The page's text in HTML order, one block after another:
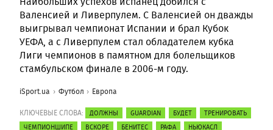
Валенсией и Ливерпулем. С Валенсией он дважды
выигрывал чемпионат Испании и брал Кубок
УЕФА, а с Ливерпулем стал обладателем кубка
Лиги чемпионов в памятном для болельщиков
стамбульском финале в 2006-м году.
iSport.ua Футбол Европа
КЛЮЧЕВЫЕ СЛОВА: ДОЛЖНЫ GUARDIAN БУДЕТ
ТРЕНИРОВАТЬ
ЧЕМПИОНШИПЕ
ВСКОРЕ БЕНИТЕС РАФА
НЬЮКАСЛ